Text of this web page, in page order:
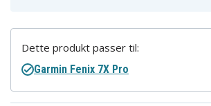
Dette produkt passer til:
Garmin Fenix 7X Pro